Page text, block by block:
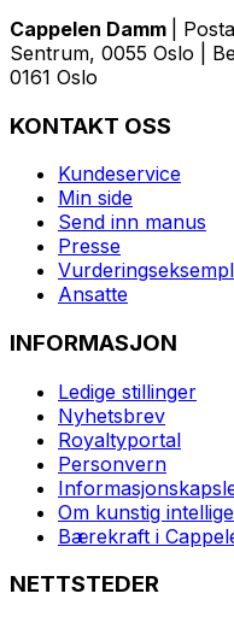
Cappelen Damm
|
Sentrum, 0055 Oslo |
0161 Oslo
KONTAKT OSS
Kundeservice
Min side
Send inn manus
Presse
Ansatte
INFORMASJON
Ledige stillinger
Nyhetsbrev
Royaltyportal
Personvern
Om kunstig
Bærekraft i
NETTSTEDER